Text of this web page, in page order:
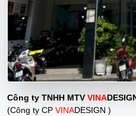
Công ty TNHH MTVVINA
(Công ty CP VINADESIGN )